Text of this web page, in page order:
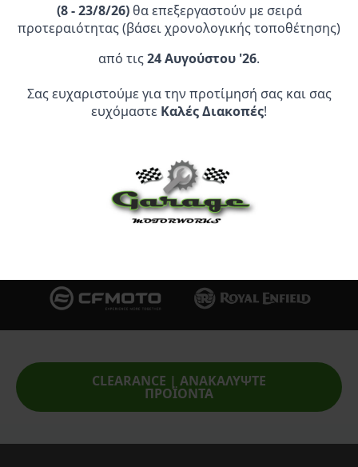
Λίτρα monolock μαύρη
79,90€
Καλάθι
KAWASAKI ZX 130 R1-G
ΧΡΥΣΗ
Καλάθι
Επίσημος Αντιπρόσωπος:
CLEARANCE | ΑΝΑΚΑΛΥΨΤΕ
ΠΡΟΪΟΝΤΑ
(8 - 23/8/26)θα επεξεργαστούν με σειρά
προτεραιότητας (βάσει χρονολογικής τοποθέτησης)
από τις24 Αυγούστου '26.
Σας ευχαριστούμε για την προτίμησή σας και σας
ευχόμαστε Καλές Διακοπές!